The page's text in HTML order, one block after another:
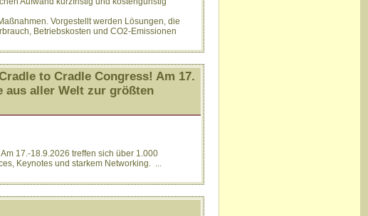
Vorgestellt werden Lösungen, die
Betriebskosten und CO2-Emissionen
to Cradle Congress! Am 17.
aus aller Welt zur größten
17.-18.9.2026 treffen sich über 1.000
Keynotes und starkem Networking. ...